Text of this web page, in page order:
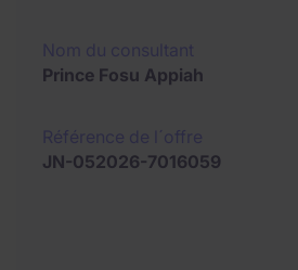
Prince Fosu Appiah
JN-052026-7016059